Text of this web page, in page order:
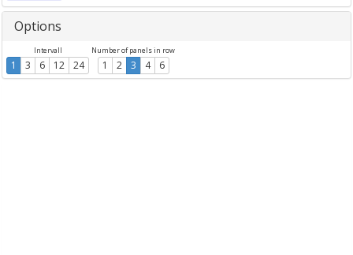
Options
Intervall
1 3 6 12 24
Number of panels in row
1 2 3 4 6